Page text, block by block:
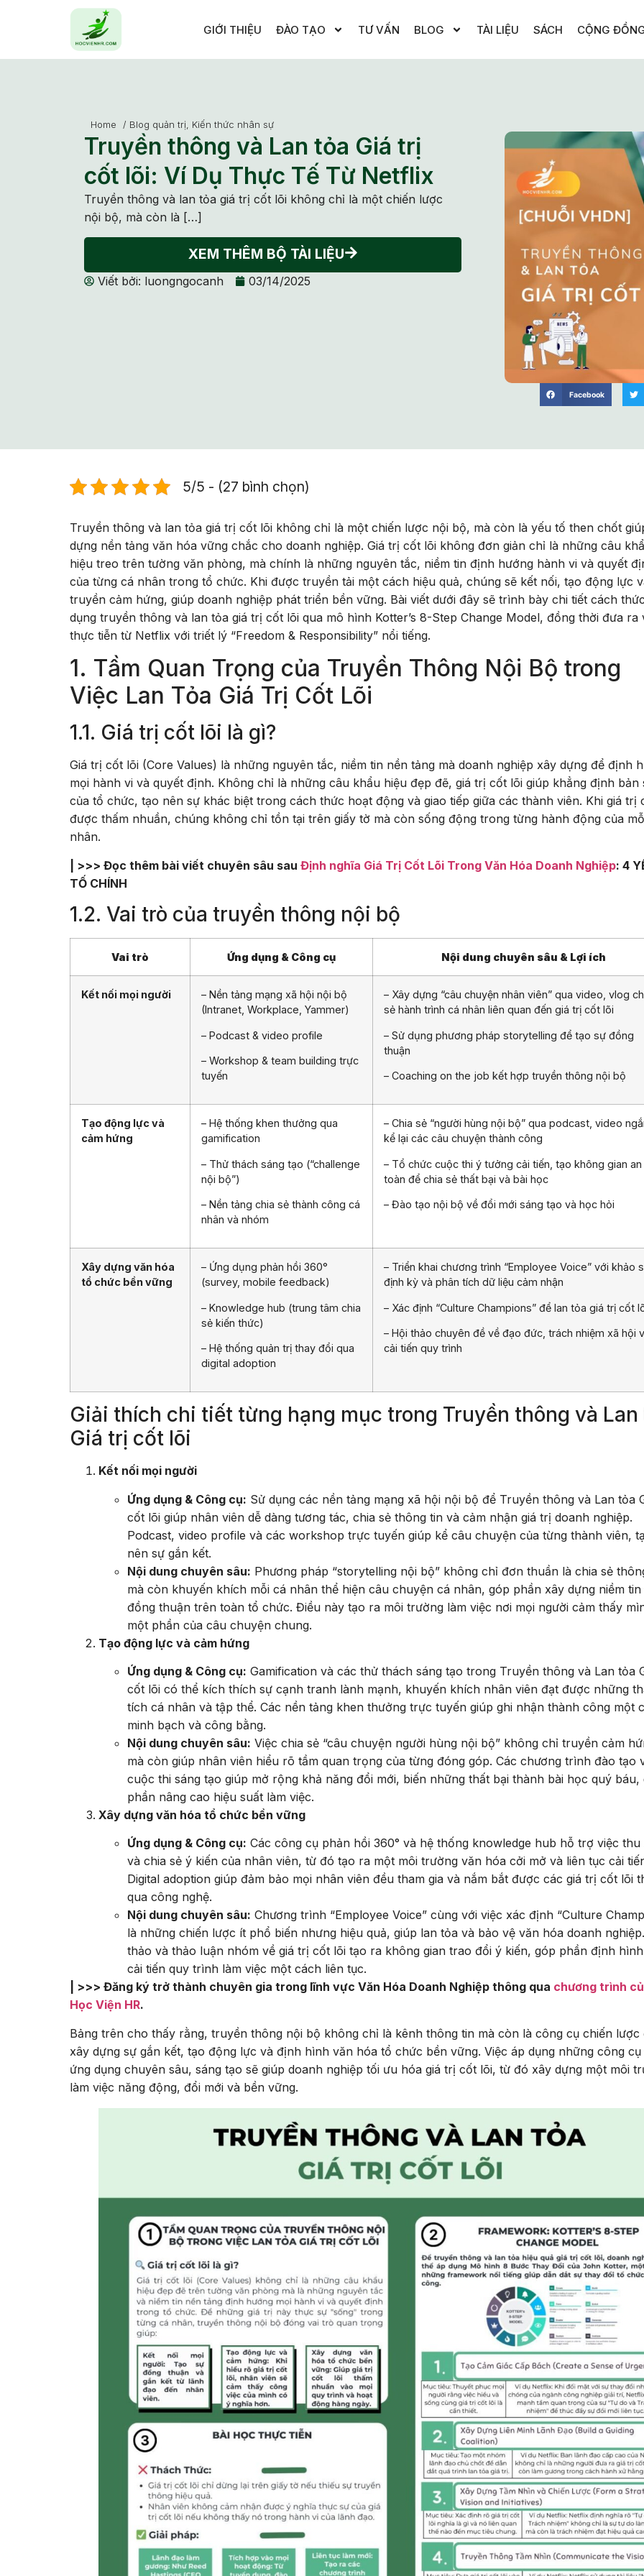
GIỚI THIỆU ĐÀO TẠO TƯ VẤN BLOG TÀI LIỆU SÁCH CỘNG
Home / Blog quản trị, Kiến thức nhân sự
Truyền thông và Lan tỏa Giá trị
cốt lõi: Ví Dụ Thực Tế Từ Netflix
Truyền thông và lan tỏa giá trị cốt lõi không chỉ là một chiến lược
nội bộ, mà còn là […]
XEM THÊM BỘ TÀI LIỆU
Viết bởi: luongngocanh 03/14/2025
Facebook
5/5 - (27 bình chọn)
Truyền thông và lan tỏa giá trị cốt lõi không chỉ là một chiến lược nội bộ, mà còn là yếu tố then chốt
dựng nền tảng văn hóa vững chắc cho doanh nghiệp. Giá trị cốt lõi không đơn giản chỉ là những câu
hiệu treo trên tường văn phòng, mà chính là những nguyên tắc, niềm tin định hướng hành vi và quyết
của từng cá nhân trong tổ chức. Khi được truyền tải một cách hiệu quả, chúng sẽ kết nối, tạo động lực
truyền cảm hứng, giúp doanh nghiệp phát triển bền vững. Bài viết dưới đây sẽ trình bày chi tiết cách
dụng truyền thông và lan tỏa giá trị cốt lõi qua mô hình Kotter’s 8-Step Change Model, đồng thời đưa ra
thực tiễn từ Netflix với triết lý “Freedom & Responsibility” nổi tiếng.
1. Tầm Quan Trọng của Truyền Thông Nội Bộ trong
Việc Lan Tỏa Giá Trị Cốt Lõi
1.1. Giá trị cốt lõi là gì?
Giá trị cốt lõi (Core Values) là những nguyên tắc, niềm tin nền tảng mà doanh nghiệp xây dựng để định
mọi hành vi và quyết định. Không chỉ là những câu khẩu hiệu đẹp đẽ, giá trị cốt lõi giúp khẳng định bản
của tổ chức, tạo nên sự khác biệt trong cách thức hoạt động và giao tiếp giữa các thành viên. Khi giá trị
được thấm nhuần, chúng không chỉ tồn tại trên giấy tờ mà còn sống động trong từng hành động của
nhân.
| >>> Đọc thêm bài viết chuyên sâu sau Định nghĩa Giá Trị Cốt Lõi Trong Văn Hóa Doanh Nghiệp: 4
TỐ CHÍNH
1.2. Vai trò của truyền thông nội bộ
Vai trò Ứng dụng & Công cụ Nội dung chuyên sâu & Lợi ích
Kết nối mọi người
– Nền tảng mạng xã hội nội bộ
(Intranet, Workplace, Yammer)
– Podcast & video profile
– Workshop & team building trực
tuyến
– Xây dựng “câu chuyện nhân viên” qua video, vlog
sẻ hành trình cá nhân liên quan đến giá trị cốt lõi
– Sử dụng phương pháp storytelling để tạo sự đồng
thuận
– Coaching on the job kết hợp truyền thông nội bộ
Tạo động lực và
cảm hứng
– Hệ thống khen thưởng qua
gamification
– Thử thách sáng tạo (“challenge
nội bộ”)
– Nền tảng chia sẻ thành công cá
nhân và nhóm
– Chia sẻ “người hùng nội bộ” qua podcast, video
kể lại các câu chuyện thành công
– Tổ chức cuộc thi ý tưởng cải tiến, tạo không gian an
toàn để chia sẻ thất bại và bài học
– Đào tạo nội bộ về đổi mới sáng tạo và học hỏi
Xây dựng văn hóa
tổ chức bền vững
– Ứng dụng phản hồi 360°
(survey, mobile feedback)
– Knowledge hub (trung tâm chia
sẻ kiến thức)
– Hệ thống quản trị thay đổi qua
digital adoption
– Triển khai chương trình “Employee Voice” với khảo
định kỳ và phân tích dữ liệu cảm nhận
– Xác định “Culture Champions” để lan tỏa giá trị cốt
– Hội thảo chuyên đề về đạo đức, trách nhiệm xã hội
cải tiến quy trình
Giải thích chi tiết từng hạng mục trong Truyền thông và Lan
Giá trị cốt lõi
Kết nối mọi người
Ứng dụng & Công cụ: Sử dụng các nền tảng mạng xã hội nội bộ để Truyền thông và Lan tỏa
cốt lõi giúp nhân viên dễ dàng tương tác, chia sẻ thông tin và cảm nhận giá trị doanh nghiệp.
Podcast, video profile và các workshop trực tuyến giúp kể câu chuyện của từng thành viên,
nên sự gắn kết.
Nội dung chuyên sâu: Phương pháp “storytelling nội bộ” không chỉ đơn thuần là chia sẻ
mà còn khuyến khích mỗi cá nhân thể hiện câu chuyện cá nhân, góp phần xây dựng niềm tin
đồng thuận trên toàn tổ chức. Điều này tạo ra môi trường làm việc nơi mọi người cảm thấy
một phần của câu chuyện chung.
Tạo động lực và cảm hứng
Ứng dụng & Công cụ: Gamification và các thử thách sáng tạo trong Truyền thông và Lan tỏa
cốt lõi có thể kích thích sự cạnh tranh lành mạnh, khuyến khích nhân viên đạt được những
tích cá nhân và tập thể. Các nền tảng khen thưởng trực tuyến giúp ghi nhận thành công một
minh bạch và công bằng.
Nội dung chuyên sâu: Việc chia sẻ “câu chuyện người hùng nội bộ” không chỉ truyền cảm
mà còn giúp nhân viên hiểu rõ tầm quan trọng của từng đóng góp. Các chương trình đào tạo
cuộc thi sáng tạo giúp mở rộng khả năng đổi mới, biến những thất bại thành bài học quý báu,
phần nâng cao hiệu suất làm việc.
Xây dựng văn hóa tổ chức bền vững
Ứng dụng & Công cụ: Các công cụ phản hồi 360° và hệ thống knowledge hub hỗ trợ việc thu
và chia sẻ ý kiến của nhân viên, từ đó tạo ra một môi trường văn hóa cởi mở và liên tục cải
Digital adoption giúp đảm bảo mọi nhân viên đều tham gia và nắm bắt được các giá trị cốt lõi
qua công nghệ.
Nội dung chuyên sâu: Chương trình “Employee Voice” cùng với việc xác định “Culture
là những chiến lược ít phổ biến nhưng hiệu quả, giúp lan tỏa và bảo vệ văn hóa doanh
thảo và thảo luận nhóm về giá trị cốt lõi tạo ra không gian trao đổi ý kiến, góp phần định
cải tiến quy trình làm việc một cách liên tục.
| >>> Đăng ký trở thành chuyên gia trong lĩnh vực Văn Hóa Doanh Nghiệp thông qua chương trình
Học Viện HR.
Bảng trên cho thấy rằng, truyền thông nội bộ không chỉ là kênh thông tin mà còn là công cụ chiến lược
xây dựng sự gắn kết, tạo động lực và định hình văn hóa tổ chức bền vững. Việc áp dụng những công cụ
ứng dụng chuyên sâu, sáng tạo sẽ giúp doanh nghiệp tối ưu hóa giá trị cốt lõi, từ đó xây dựng một môi
làm việc năng động, đổi mới và bền vững.